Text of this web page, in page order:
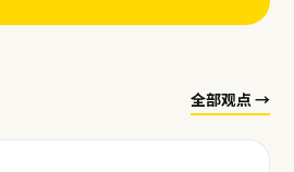
全部观点 →